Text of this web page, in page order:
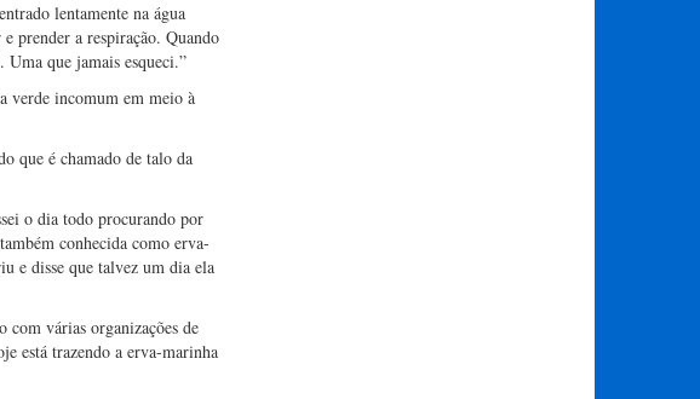
lentamente na água
prender a respiração. Quando
que jamais esqueci.”
verde incomum em meio à
que é chamado de talo da
o dia todo procurando por
conhecida como erva-
e disse que talvez um dia ela
com várias organizações de
está trazendo a erva-marinha